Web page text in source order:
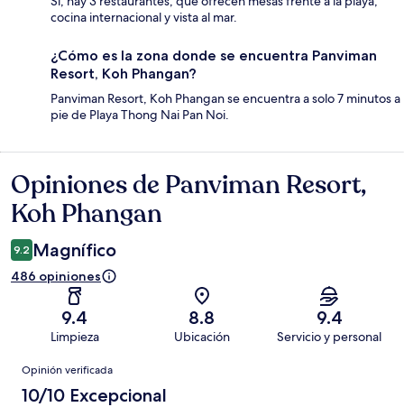
cocina internacional y vista al mar.
¿Cómo es la zona donde se encuentra Panviman
Resort, Koh Phangan?
Panviman Resort, Koh Phangan se encuentra a solo 7 minutos a
pie de Playa Thong Nai Pan Noi.
Opiniones
Opiniones de Panviman Resort,
Koh Phangan
9.2 Magnífico
486 opiniones
9.4
Limpieza
8.8
Ubicación
9.4
Servicio y personal
Opiniones
Opinión verificada
10/10 Excepcional